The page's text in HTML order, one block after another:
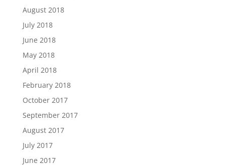
August 2018
July 2018
June 2018
May 2018
April 2018
February 2018
October 2017
September 2017
August 2017
July 2017
June 2017